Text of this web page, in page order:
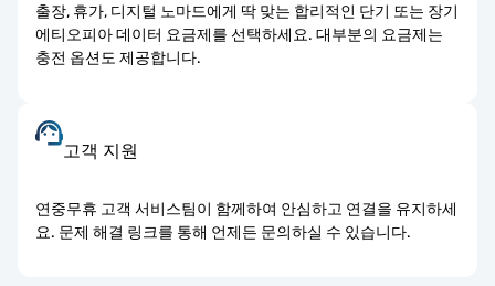
출장, 휴가, 디지털 노마드에게 딱 맞는 합리적인 단기 또는 장기
에티오피아 데이터 요금제를 선택하세요. 대부분의 요금제는
충전 옵션도 제공합니다.
고객 지원
연중무휴 고객 서비스팀이 함께하여 안심하고 연결을 유지하세
요. 문제 해결 링크를 통해 언제든 문의하실 수 있습니다.